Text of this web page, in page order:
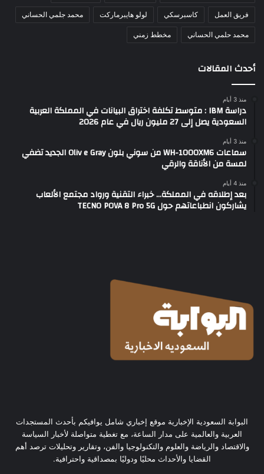
فريق العمل كاسبرسكي لولو هايبرماركت محمد جلمي الحساني
محمد حلمي الحساني مخطط زمني
أحدث المقالات
منذ 3 أيام
دراسة IBM : متوسط تكلفة اختراق البيانات في المملكة العربية
السعودية يصل إلى 27 مليون ريال في عام 2026
منذ 3 أيام
سماعات WH-1000XM6 من سوني بلون Oliv e Gray الجديد تضفي
لمسة من الأناقة والرقي
منذ 4 أيام
بعد إطلاقه في المملكة… خبراء التقنية ورواد مجتمع الألعاب
يشاركون انطباعاتهم حول TECNO POVA 8 Pro 5G
البوابة السعودية الإخبارية موقع إخباري شامل يوافيكم بأحدث المستجدات
العربية والعالمية على مدار الساعة، مع تغطية متواصلة لأخبار السياسة
والاقتصاد والرياضة والعلوم والتكنولوجيا والفن، وتقارير وتحليلات ترصد أهم
القضايا والأحداث محليًا ودوليًا بمصداقية واحترافية.